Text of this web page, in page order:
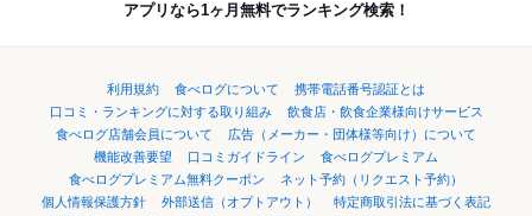
アプリなら1ヶ月無料でランキング検索！
利用規約 食べログについて
携帯電話番号認証とは
口コミ・ランキングに対する取り組み
飲食店・飲食企業様向けサービス
食べログ店舗会員について
広告（メーカー・団体様等向け）について
機能改善要望
口コミガイドライン
食べログプレミアム
食べログプレミアム無料クーポン
ネット予約（リクエスト予約）
個人情報保護方針
外部送信（オプトアウト）
特定商取引法に基づく表記